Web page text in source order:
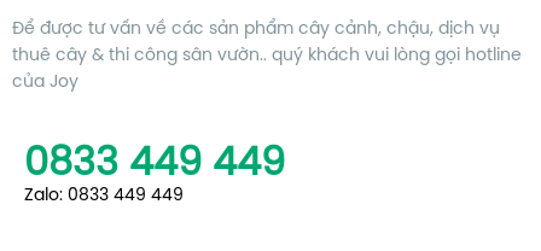
Để được tư vấn về các sản phẩm cây cảnh, chậu, dịch vụ
thuê cây & thi công sân vườn.. quý khách vui lòng gọi hotline
của Joy
0833 449 449
Zalo: 0833 449 449